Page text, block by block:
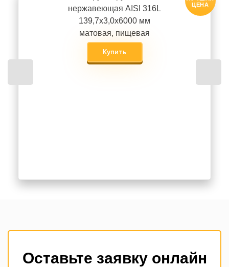
нержавеющая AISI 316L
139,7х3,0х6000 мм
матовая, пищевая
Купить
ЦЕНА
Оставьте заявку онлайн